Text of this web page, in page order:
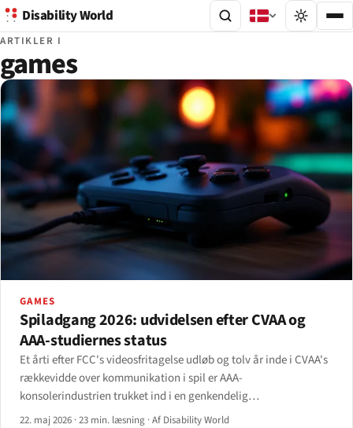
Disability World
ARTIKLER I
games
GAMES
Spiladgang 2026: udvidelsen efter CVAA og
AAA-studiernes status
Et årti efter FCC's videosfritagelse udløb og tolv år inde i CVAA's
rækkevidde over kommunikation i spil er AAA-
konsolerindustrien trukket ind i en genkendelig
tilgængelighedslinje — ujævnt, til tider modvilligt.
22. maj 2026 ·23 min. læsning ·Af Disability World